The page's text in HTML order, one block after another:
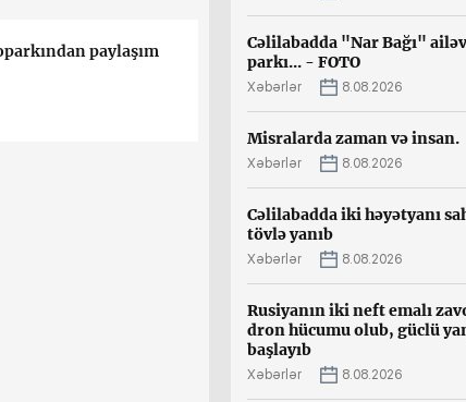
paylaşım
Cəlilabadda "Nar Bağı"
parkı... - FOTO
Xəbərlər 8.08.2026
Misralarda zaman və insan.
Xəbərlər 8.08.2026
Cəlilabadda iki həyətyanı
tövlə yanıb
Xəbərlər 8.08.2026
Rusiyanın iki neft emalı
dron hücumu olub, güclü
başlayıb
Xəbərlər 8.08.2026